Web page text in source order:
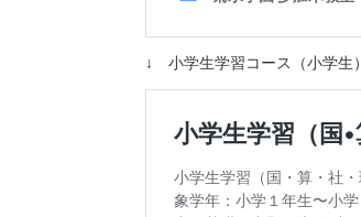
↓ 小学生学習コース（小学生）